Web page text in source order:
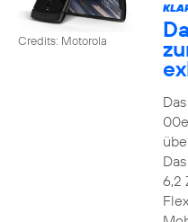
Credits: Motorola
6,2